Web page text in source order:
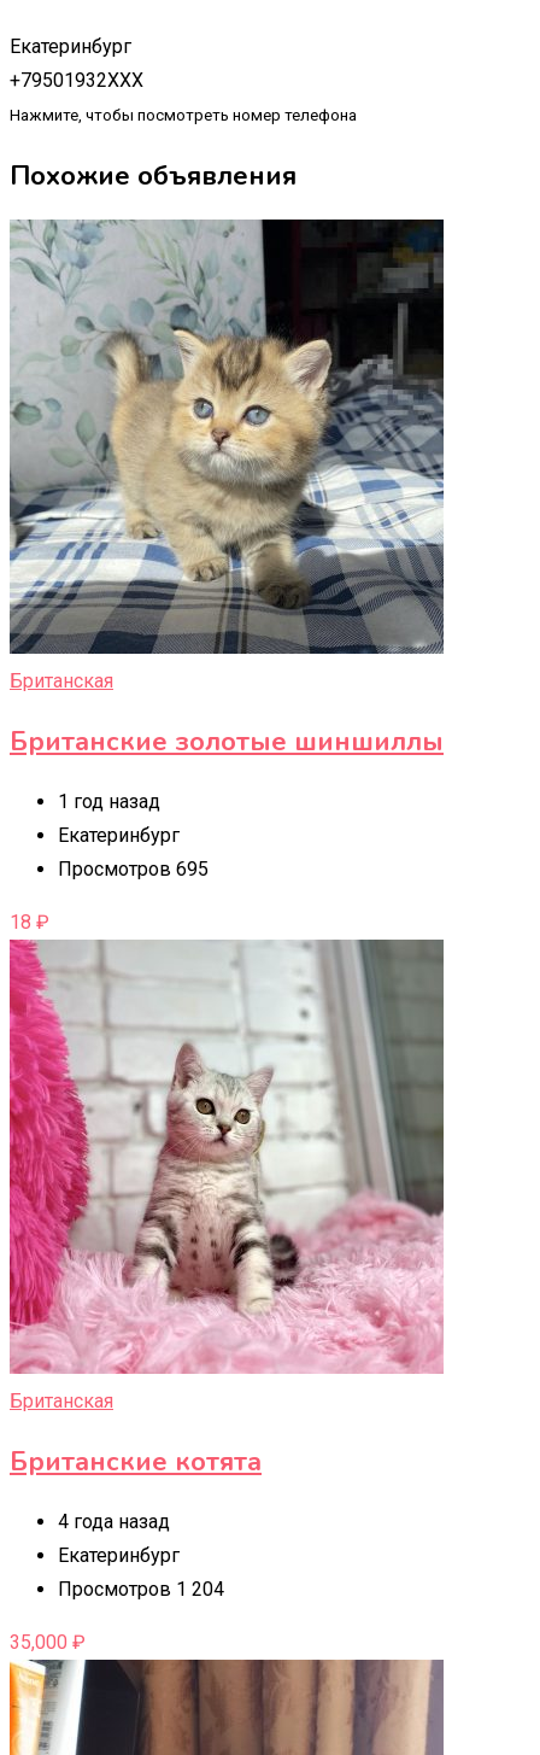
Екатеринбург
+79501932XXX
Нажмите, чтобы посмотреть номер телефона
Похожие объявления
Британская
Британские золотые шиншиллы
1 год назад
Екатеринбург
Просмотров 695
18 ₽
Британская
Британские котята
4 года назад
Екатеринбург
Просмотров 1 204
35,000 ₽